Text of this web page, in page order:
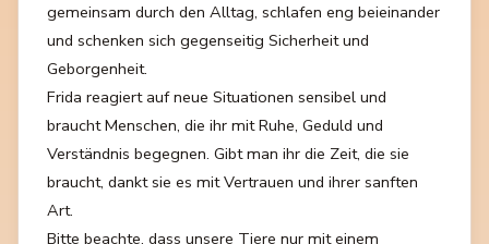
gemeinsam durch den Alltag, schlafen eng beieinander
und schenken sich gegenseitig Sicherheit und
Geborgenheit.
Frida reagiert auf neue Situationen sensibel und
braucht Menschen, die ihr mit Ruhe, Geduld und
Verständnis begegnen. Gibt man ihr die Zeit, die sie
braucht, dankt sie es mit Vertrauen und ihrer sanften
Art.
Bitte beachte, dass unsere Tiere nur mit einem